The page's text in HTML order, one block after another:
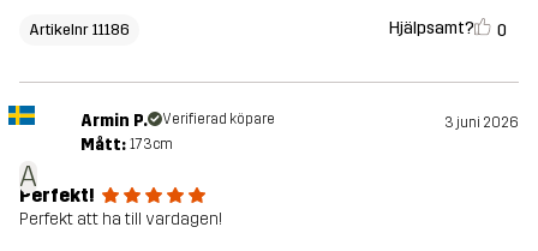
Artikelnr 11186 Hjälpsamt? 0
A
Armin P. Verifierad köpare 3 juni 2026
Mått: 173cm
Perfekt!
Perfekt att ha till vardagen!